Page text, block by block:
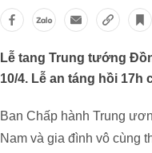
Lễ tang Trung tướng
10/4. Lễ an táng hồi 17h
Ban Chấp hành Trung
Nam và gia đình vô cùng